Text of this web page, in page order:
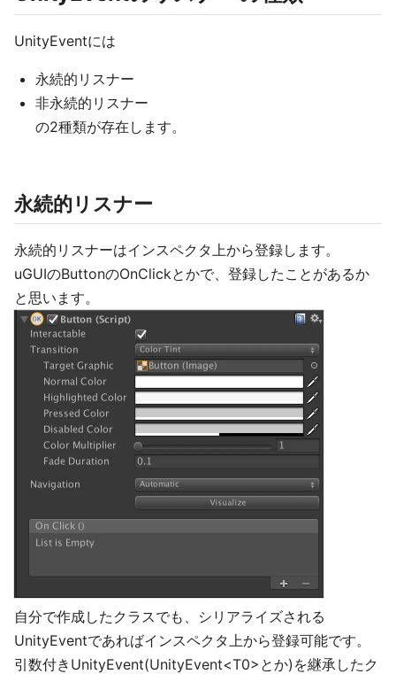
UnityEventには
永続的リスナー
非永続的リスナー
の2種類が存在します。
永続的リスナー
永続的リスナーはインスペクタ上から登録します。
uGUIのButtonのOnClickとかで、登録したことがあるか
と思います。
自分で作成したクラスでも、シリアライズされる
UnityEventであればインスペクタ上から登録可能です。
引数付きUnityEvent(UnityEvent<T0>とか)を継承したク